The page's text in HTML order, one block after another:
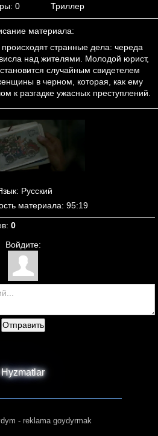
: 0 Триллер
материала:
странные дела: череда
над жителями. Молодой юрист,
случайным свидетелем
в черном, которая, как ему
к разгадке ужасных преступлений.
: Русский
материала: 95:19
: 0
Войдите:
Отправить
Hyzmatlar
- reklama goydyrmak